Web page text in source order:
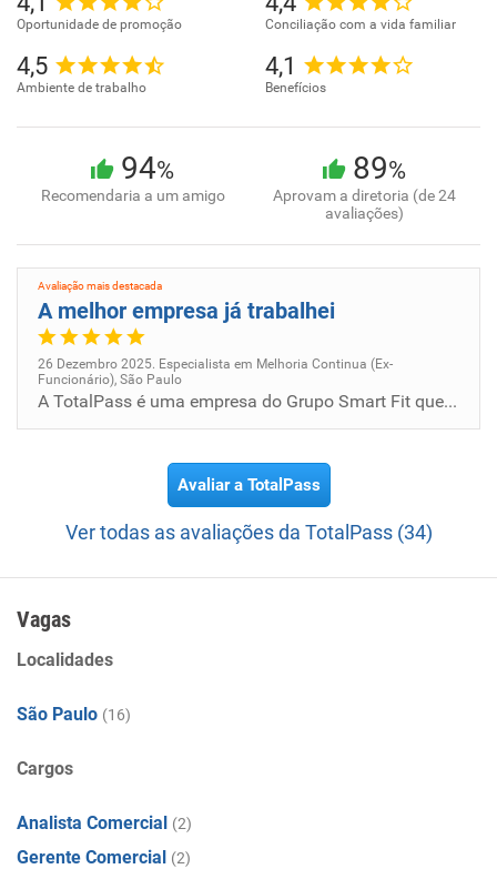
Oportunidade de promoção Conciliação com a vida familiar
4,5
Ambiente de trabalho
4,1
Benefícios
94%
Recomendaria a um amigo
89%
Aprovam a diretoria (de 24
avaliações)
Avaliação mais destacada
A melhor empresa já trabalhei
26 Dezembro 2025. Especialista em Melhoria Continua (Ex-
Funcionário), São Paulo
A TotalPass é uma empresa do Grupo Smart Fit que oferece uma plataforma de bem-estar e saúde corporativa, dando acesso a...
Avaliar a TotalPass
Ver todas as avaliações da TotalPass (34)
Vagas
Localidades
São Paulo (16)
Cargos
Analista Comercial (2)
Gerente Comercial (2)